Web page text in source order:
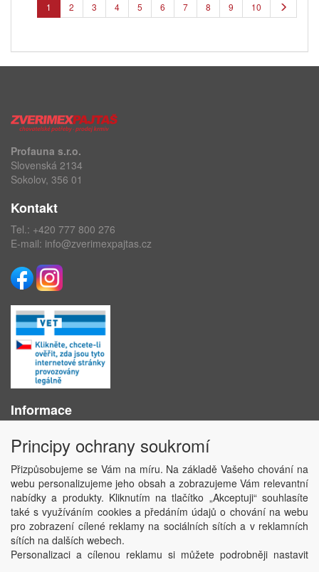
1 2 3 4 5 6 7 8 9 10
Profauna s.r.o.
Slovenská 2134
Sokolov, 356 01
Kontakt
Tel.: +420 777 800 276
E-mail: info@zverimexpajtas.cz
Informace
Obchodní podmínky
Ochrana osobních údajů
Kontakt
Losování účtenek
Aktuality
Nastavení soukromí
Copyright © ABRA Software a.s. 2020
Principy ochrany soukromí
Přizpůsobujeme se Vám na míru. Na základě Vašeho chování na
webu personalizujeme jeho obsah a zobrazujeme Vám relevantní
nabídky a produkty. Kliknutím na tlačítko „Akceptuji“ souhlasíte
také s využíváním cookies a předáním údajů o chování na webu
pro zobrazení cílené reklamy na sociálních sítích a v reklamních
sítích na dalších webech.
Personalizaci a cílenou reklamu si můžete podrobněji nastavit